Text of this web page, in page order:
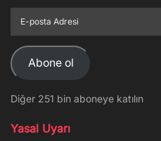
posta
Adresi
Abone ol
Diğer 251 bin aboneye katılın
Yasal Uyarı